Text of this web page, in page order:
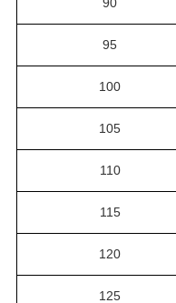
95
100
105
110
115
120
125